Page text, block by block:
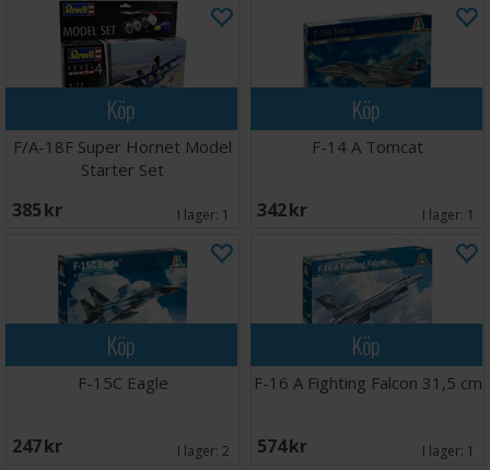
Köp
F/A-18F Super Hornet Model
Starter Set
385 SEK I lager: 1
Köp
F-14 A Tomcat
342 SEK I lager: 1
Köp
F-15C Eagle
247 SEK I lager: 2
Köp
F-16 A Fighting Falcon 31,5 cm
574 SEK I lager: 1